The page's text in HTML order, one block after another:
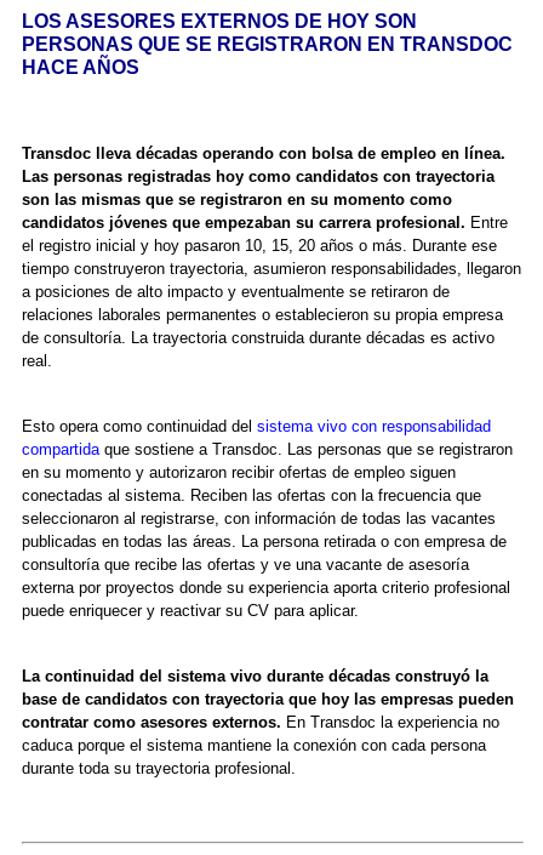
LOS ASESORES EXTERNOS DE HOY SON
PERSONAS QUE SE REGISTRARON EN TRANSDOC
HACE AÑOS
Transdoc lleva décadas operando con bolsa de empleo en línea.
Las personas registradas hoy como candidatos con trayectoria
son las mismas que se registraron en su momento como
candidatos jóvenes que empezaban su carrera profesional. Entre
el registro inicial y hoy pasaron 10, 15, 20 años o más. Durante ese
tiempo construyeron trayectoria, asumieron responsabilidades, llegaron
a posiciones de alto impacto y eventualmente se retiraron de
relaciones laborales permanentes o establecieron su propia empresa
de consultoría. La trayectoria construida durante décadas es activo
real.
Esto opera como continuidad del sistema vivo con responsabilidad
compartidaque sostiene a Transdoc. Las personas que se registraron
en su momento y autorizaron recibir ofertas de empleo siguen
conectadas al sistema. Reciben las ofertas con la frecuencia que
seleccionaron al registrarse, con información de todas las vacantes
publicadas en todas las áreas. La persona retirada o con empresa de
consultoría que recibe las ofertas y ve una vacante de asesoría
externa por proyectos donde su experiencia aporta criterio profesional
puede enriquecer y reactivar su CV para aplicar.
La continuidad del sistema vivo durante décadas construyó la
base de candidatos con trayectoria que hoy las empresas pueden
contratar como asesores externos. En Transdoc la experiencia no
caducaporque el sistema mantiene la conexión con cada persona
durante toda su trayectoria profesional.